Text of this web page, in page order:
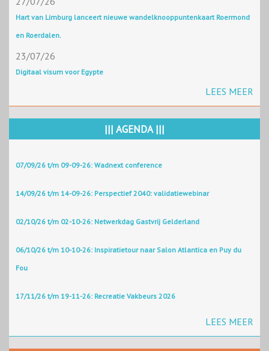
Hart van Limburg lanceert nieuwe wandelknooppuntenkaart Roermond
en Roerdalen.
23/07/26
Digitaal visum voor Egypte
LEES MEER
||| AGENDA |||
07/09/26 t/m 09-09-26: Wadnext conference
14/09/26 t/m 14-09-26: Perspectief 2040: validatiewebinar
02/10/26 t/m 02-10-26: Netwerkdag Gastvrij Gelderland
06/10/26 t/m 10-10-26: Inspiratietour naar Salon Atlantica en Puy du
Fou
17/11/26 t/m 19-11-26: Recreatie Vakbeurs 2026
LEES MEER